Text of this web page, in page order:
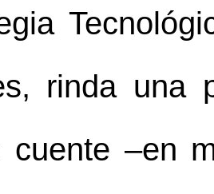
rinda una
cuente –en